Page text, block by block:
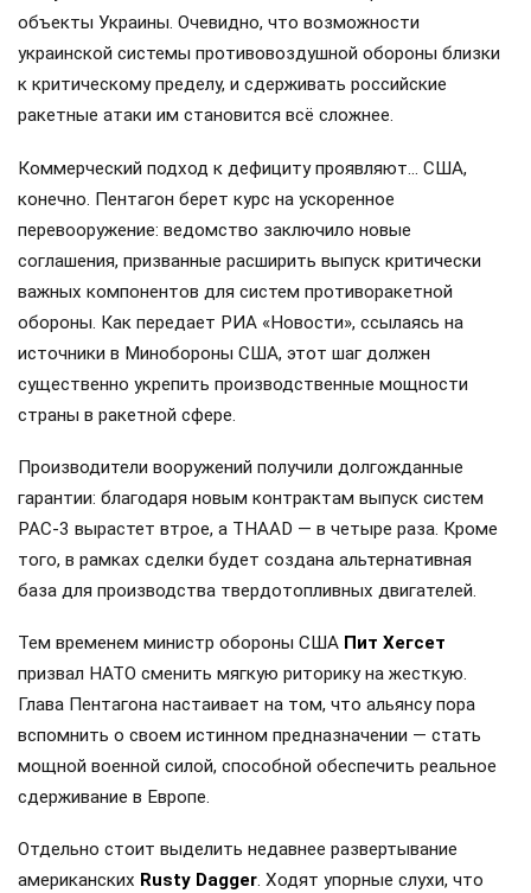
объекты Украины. Очевидно, что возможности
украинской системы противовоздушной обороны близки
к критическому пределу, и сдерживать российские
ракетные атаки им становится всё сложнее.
Коммерческий подход к дефициту проявляют… США,
конечно. Пентагон берет курс на ускоренное
перевооружение: ведомство заключило новые
соглашения, призванные расширить выпуск критически
важных компонентов для систем противоракетной
обороны. Как передает РИА «Новости», ссылаясь на
источники в Минобороны США, этот шаг должен
существенно укрепить производственные мощности
страны в ракетной сфере.
Производители вооружений получили долгожданные
гарантии: благодаря новым контрактам выпуск систем
PAC-3 вырастет втрое, а THAAD — в четыре раза. Кроме
того, в рамках сделки будет создана альтернативная
база для производства твердотопливных двигателей.
Тем временем министр обороны США Пит Хегсет
призвал НАТО сменить мягкую риторику на жесткую.
Глава Пентагона настаивает на том, что альянсу пора
вспомнить о своем истинном предназначении — стать
мощной военной силой, способной обеспечить реальное
сдерживание в Европе.
Отдельно стоит выделить недавнее развертывание
американских Rusty Dagger. Ходят упорные слухи, что